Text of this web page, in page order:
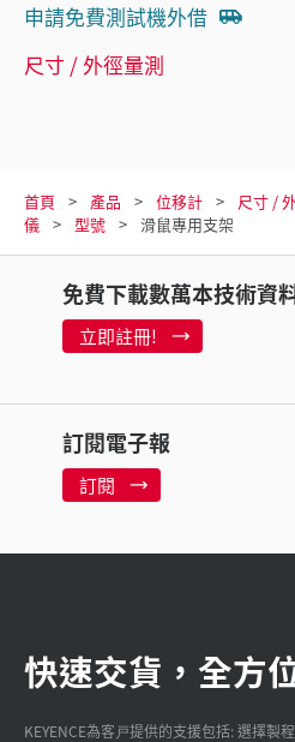
申請免費測試機外借
尺寸 / 外徑量測
首頁 產品 位移計 尺寸 /
儀
型號 滑鼠專用支架
免費下載數萬本技術資
立即註冊!
訂閱電子報
訂閱
快速交貨，全方
KEYENCE為客戸提供的支援包括: 選擇製